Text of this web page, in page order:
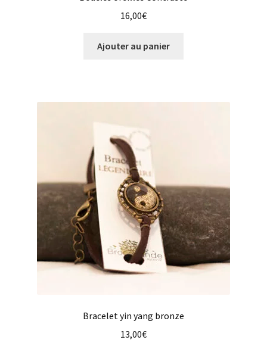
16,00€
Ajouter au panier
Bracelet yin yang bronze
13,00€